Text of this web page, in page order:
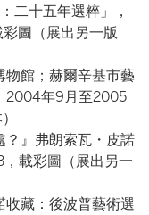
二十五年選粹」，
圖（展出另一版
物館；赫爾辛基市藝
2004年9月至2005
？』弗朗索瓦・皮諾
載彩圖（展出另一
藏：後波普藝術選